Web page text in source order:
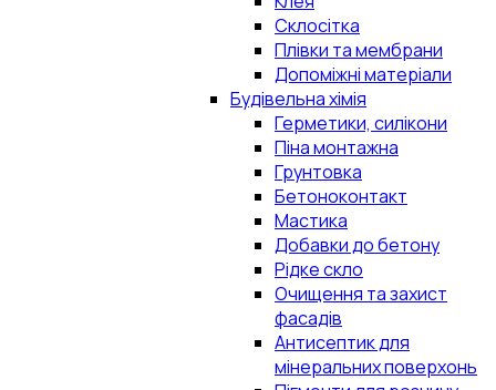
Склосітка
Плівки та мембрани
Допоміжні матеріали
Будівельна хімія
Герметики, силікони
Піна монтажна
Грунтовка
Бетоноконтакт
Мастика
Добавки до бетону
Рідке скло
Очищення та захист
фасадів
Антисептик для
мінеральних поверхонь